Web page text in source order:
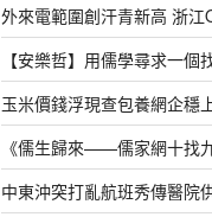
外來電範圍創汗青新高 浙
【安樂哲】用儒學尋求一
玉米價錢浮現查包養網企穩
《儒生歸來——儒家網十找
中東沖突打亂航班秀傳醫院